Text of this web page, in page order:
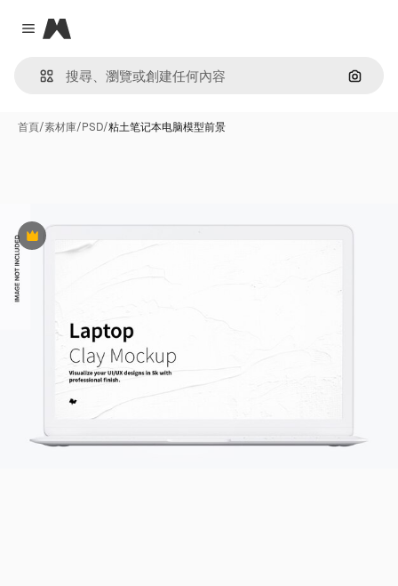
Close menu
Magnific
通過圖
首頁/素材庫/PSD/粘土笔记本电脑模型前景
Premium